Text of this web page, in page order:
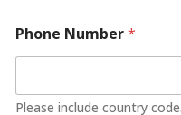
Phone Number*
Please include country